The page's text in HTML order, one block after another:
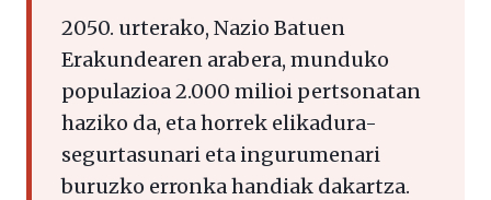
2050. urterako, Nazio Batuen
Erakundearen arabera, munduko
populazioa 2.000 milioi pertsonatan
haziko da, eta horrek elikadura-
segurtasunari eta ingurumenari
buruzko erronka handiak dakartza.